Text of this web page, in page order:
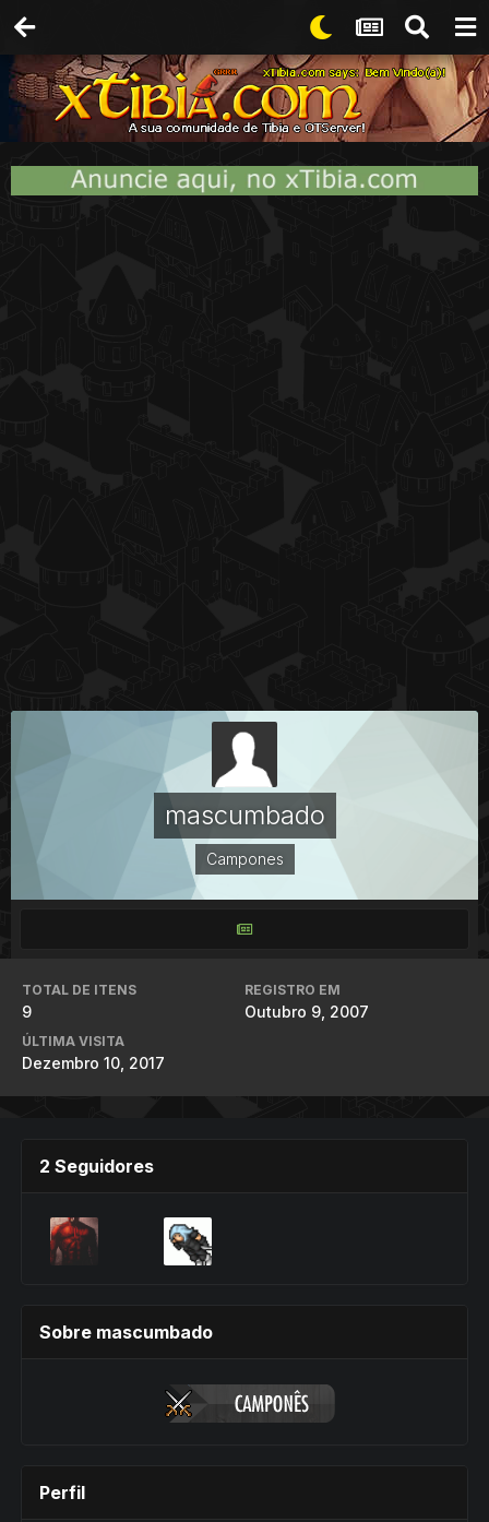
mascumbado
Campones
TOTAL DE ITENS
9
REGISTRO EM
Outubro 9, 2007
ÚLTIMA VISITA
Dezembro 10, 2017
2 Seguidores
Sobre mascumbado
Perfil